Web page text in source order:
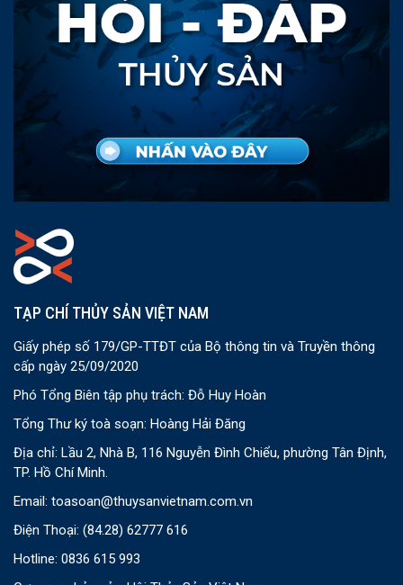
TẠP CHÍ THỦY SẢN VIỆT NAM
Giấy phép số 179/GP-TTĐT của Bộ thông tin và Truyền thông
cấp ngày 25/09/2020
Phó Tổng Biên tập phụ trách: Đỗ Huy Hoàn
Tổng Thư ký toà soạn: Hoàng Hải Đăng
Địa chỉ: Lầu 2, Nhà B, 116 Nguyễn Đình Chiểu, phường Tân Định,
TP. Hồ Chí Minh.
Email: toasoan@thuysanvietnam.com.vn
Điện Thoại: (84.28) 62777 616
Hotline: 0836 615 993